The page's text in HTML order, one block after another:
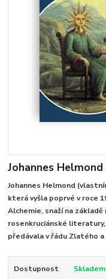
Johannes Helmond
Johannes Helmond
která vyšla poprvé v roce
Alchemie, snaží na
rosenkruciánské
předávala v řádu Zlatého
Dostupnost Skladem